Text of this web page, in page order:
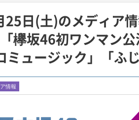
日(土)のメディア
欅坂46初ワンマン
ミュージック」「ふ
情報